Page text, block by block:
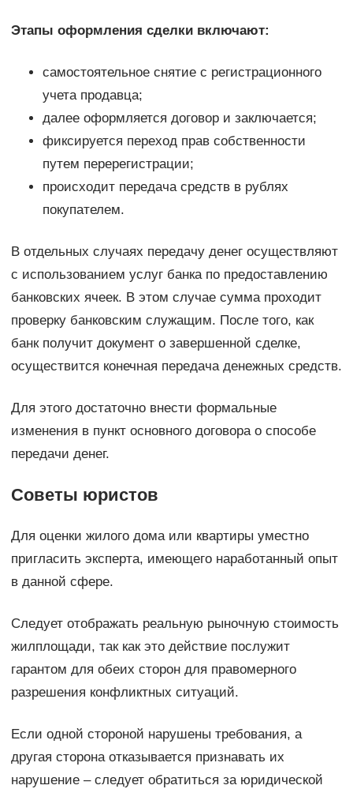
Этапы оформления сделки включают:
самостоятельное снятие с регистрационного
учета продавца;
далее оформляется договор и заключается;
фиксируется переход прав собственности
путем перерегистрации;
происходит передача средств в рублях
покупателем.
В отдельных случаях передачу денег осуществляют
с использованием услуг банка по предоставлению
банковских ячеек. В этом случае сумма проходит
проверку банковским служащим. После того, как
банк получит документ о завершенной сделке,
осуществится конечная передача денежных средств.
Для этого достаточно внести формальные
изменения в пункт основного договора о способе
передачи денег.
Советы юристов
Для оценки жилого дома или квартиры уместно
пригласить эксперта, имеющего наработанный опыт
в данной сфере.
Следует отображать реальную рыночную стоимость
жилплощади, так как это действие послужит
гарантом для обеих сторон для правомерного
разрешения конфликтных ситуаций.
Если одной стороной нарушены требования, а
другая сторона отказывается признавать их
нарушение – следует обратиться за юридической